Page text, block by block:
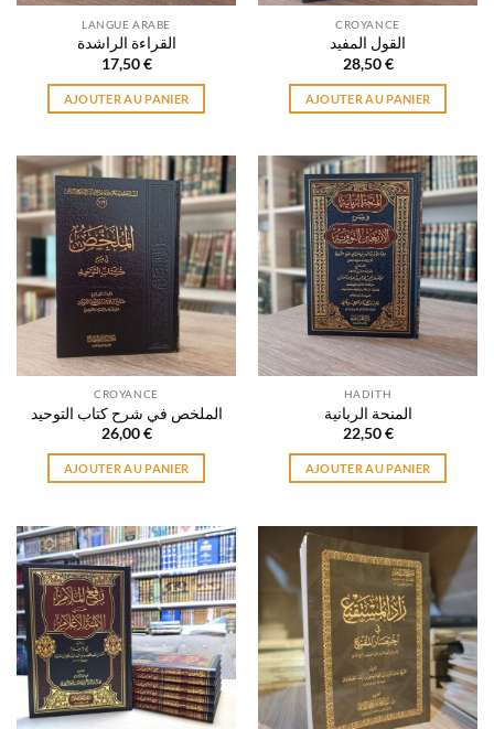
LANGUE ARABE
القراءة الراشدة
17,50€
AJOUTER AU PANIER
CROYANCE
القول المفيد
28,50€
AJOUTER AU PANIER
CROYANCE
الملخص في شرح كتاب التوحيد
26,00€
AJOUTER AU PANIER
HADITH
المنحة الربانية
22,50€
AJOUTER AU PANIER